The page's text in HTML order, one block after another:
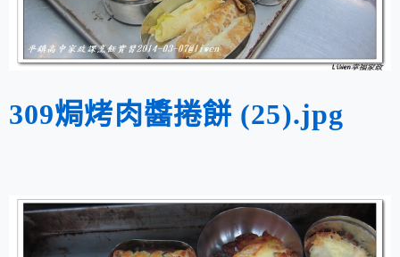
309焗烤肉醬捲餅 (25).jpg